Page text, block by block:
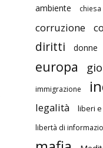
ambiente chiesa
corruzione
diritti donne
europa
immigrazione
legalità liberi
libertà di